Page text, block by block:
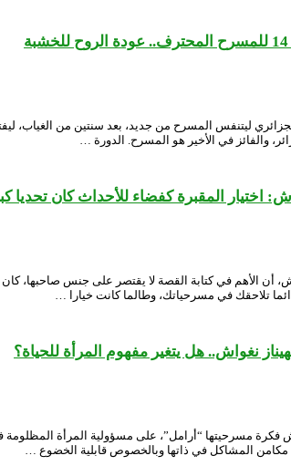
والفائز في الأخير هو المسرح. الدورة …
اختيار المقبرة كفضاء للأحداث كان تحديا
أن الأهم في كتابة القصة لا يقتصر على جنس صاحبها،
تلاحقك في مسرحياتك، وطالما كانت خيارا …
نغواش.. هل يتغير مفهوم المرأة للحياة؟
فكرة مسرحيتها “أرامل”، على مسؤولية المرأة
مكامن المشاكل في ذاتها وبالخصوص قابلية الخضوع …